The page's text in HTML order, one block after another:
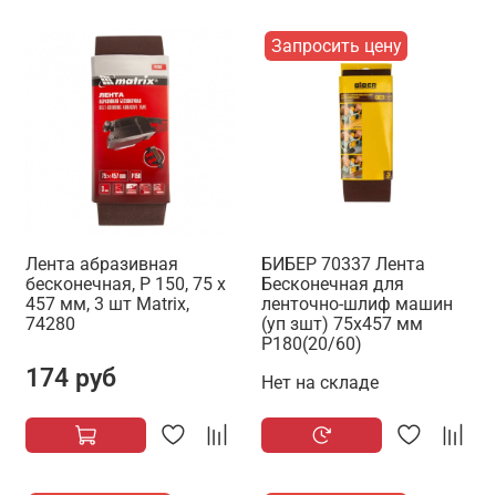
Лента абразивная
бесконечная, P 150, 75 х
457 мм, 3 шт Matrix,
74280
174 руб
Запросить цену
БИБЕР 70337 Лента
Бесконечная для
ленточно-шлиф машин
(уп зшт) 75х457 мм
Р180(20/60)
Нет на складе